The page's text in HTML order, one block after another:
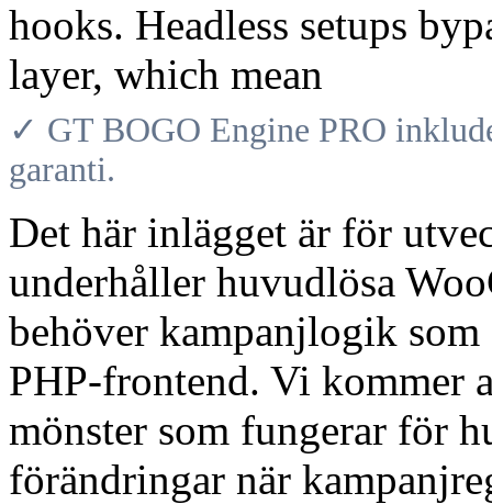
hooks. Headless setups
layer, which mean
✓ GT BOGO Engine PRO
garanti.
Det här inlägget är för
underhåller huvudlösa
behöver kampanjlogik
PHP-frontend. Vi kommer
mönster som fungerar för
förändringar när